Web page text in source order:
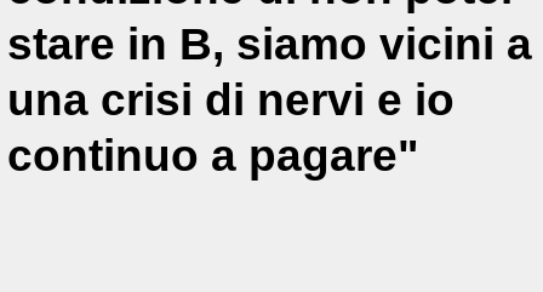
stare in B, siamo vicini a
una crisi di nervi e io
continuo a pagare"